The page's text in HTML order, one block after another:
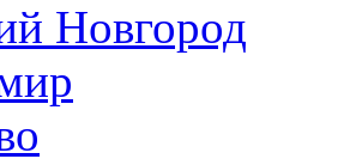
Новгород